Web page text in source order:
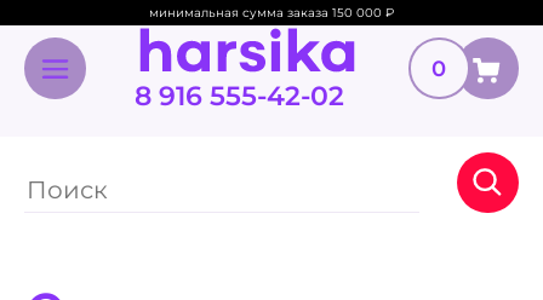
минимальная сумма заказа 150 000 ₽
8 916 555-42-02
0